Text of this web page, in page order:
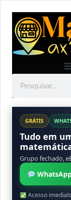
GRÁTIS
Tudo em
Grupo fechado,
Acesso